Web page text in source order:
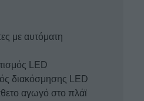
με αυτόματη
LED
διακόσμησης LED
αγωγό στο πλάϊ